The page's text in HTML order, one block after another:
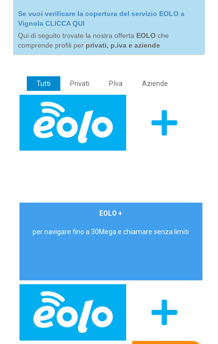
Se vuoi verificare la copertura del servizio EOLO a
Vignola CLICCA QUI
Qui di seguito trovate la nostra offerta EOLO che
comprende profili per privati, p.iva e aziende
Tutti Privati P.Iva Aziende
EOLO +
per navigare fino a 30Mega e chiamare senza limiti